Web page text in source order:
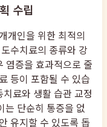
수립
개인을 위한 최적의
수치료의 종류와 강
염증을 효과적으로 줄
등이 포함될 수 있습
료와 생활 습관 교정
는 단순히 통증을 없
유지할 수 있도록 돕